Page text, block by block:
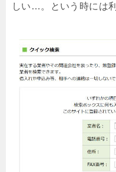
しい…。という時には